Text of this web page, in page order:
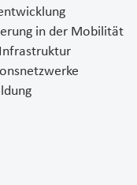
in der Mobilität